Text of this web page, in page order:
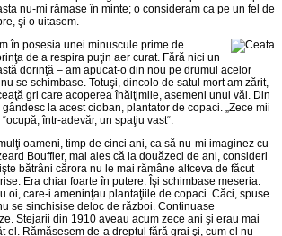
nu-mi rămase în minte; o consideram ca pe un fel de
şi o uitasem.
în posesia unei minuscule prime de
de a respira puţin aer curat. Fără nici un
dorinţă – am apucat-o din nou pe drumul acelor
se schimbase. Totuşi, dincolo de satul mort am zărit,
gri care acoperea înălţimile, asemeni unui văl. Din
la acest cioban, plantator de copaci. „Zece mii
într-adevăr, un spaţiu vast“.
oameni, timp de cinci ani, ca să nu-mi imaginez cu
Bouffier, mai ales că la douăzeci de ani, consideri
bătrâni cărora nu le mai rămâne altceva de făcut
Era chiar foarte în putere. Îşi schimbase meseria.
oi, care-i ameninţau plantaţiile de copaci. Căci, spuse
se sinchisise deloc de război. Continuase
Stejarii din 1910 aveau acum zece ani şi erau mai
el. Rămăsesem de-a dreptul fără grai şi, cum el nu